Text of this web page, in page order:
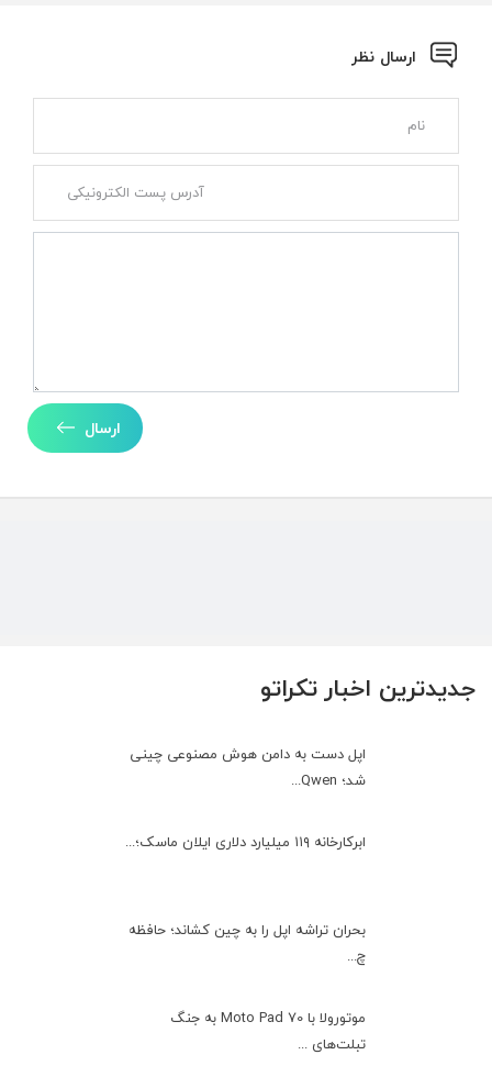
جدیدترین اخبار تکراتو
اپل دست به دامن هوش مصنوعی چینی
شد؛ Qwen...
ابرکارخانه ۱۱۹ میلیارد دلاری ایلان ماسک؛...
بحران تراشه اپل را به چین کشاند؛ حافظه
چ...
موتورولا با Moto Pad 70 به جنگ
تبلت‌های ...
ارسال نظر
ارسال